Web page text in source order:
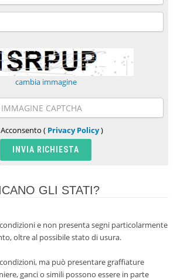
cambia immagine
Acconsento ( Privacy Policy)
GLI STATI?
e non presenta segni particolarmente
oltre al possibile stato di usura.
ma può presentare graffiature
ganci o simili possono essere in parte